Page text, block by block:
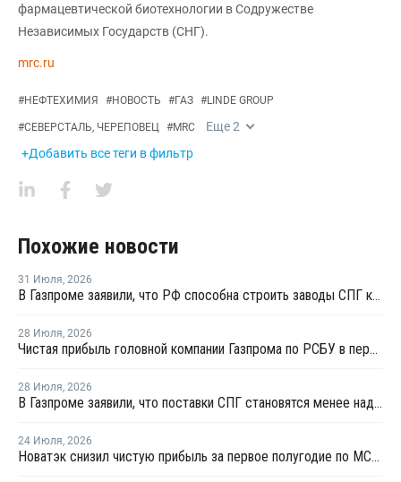
фармацевтической биотехнологии в Содружестве
Независимых Государств (СНГ).
mrc.ru
#НЕФТЕХИМИЯ #НОВОСТЬ #ГАЗ #LINDE GROUP
#СЕВЕРСТАЛЬ, ЧЕРЕПОВЕЦ #MRC Еще2
+Добавить все теги в фильтр
Похожие новости
31 Июля, 2026
В Газпроме заявили, что РФ способна строить заводы СПГ как у себя, так и за рубежом
28 Июля, 2026
Чистая прибыль головной компании Газпрома по РСБУ в первом полугодии составила 78 млрд рублей
28 Июля, 2026
В Газпроме заявили, что поставки СПГ становятся менее надежным способом газоснабжения
24 Июля, 2026
Новатэк снизил чистую прибыль за первое полугодие по МСФО на 3,1%